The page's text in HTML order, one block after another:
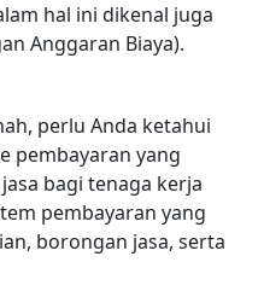
hal ini dikenal juga
Anggaran Biaya).
perlu Anda ketahui
pembayaran yang
bagi tenaga kerja
pembayaran yang
borongan jasa, serta